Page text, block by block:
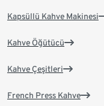
Kapsüllü Kahve Makinesi
Kahve Öğütücü
Kahve Çeşitleri
French Press Kahve